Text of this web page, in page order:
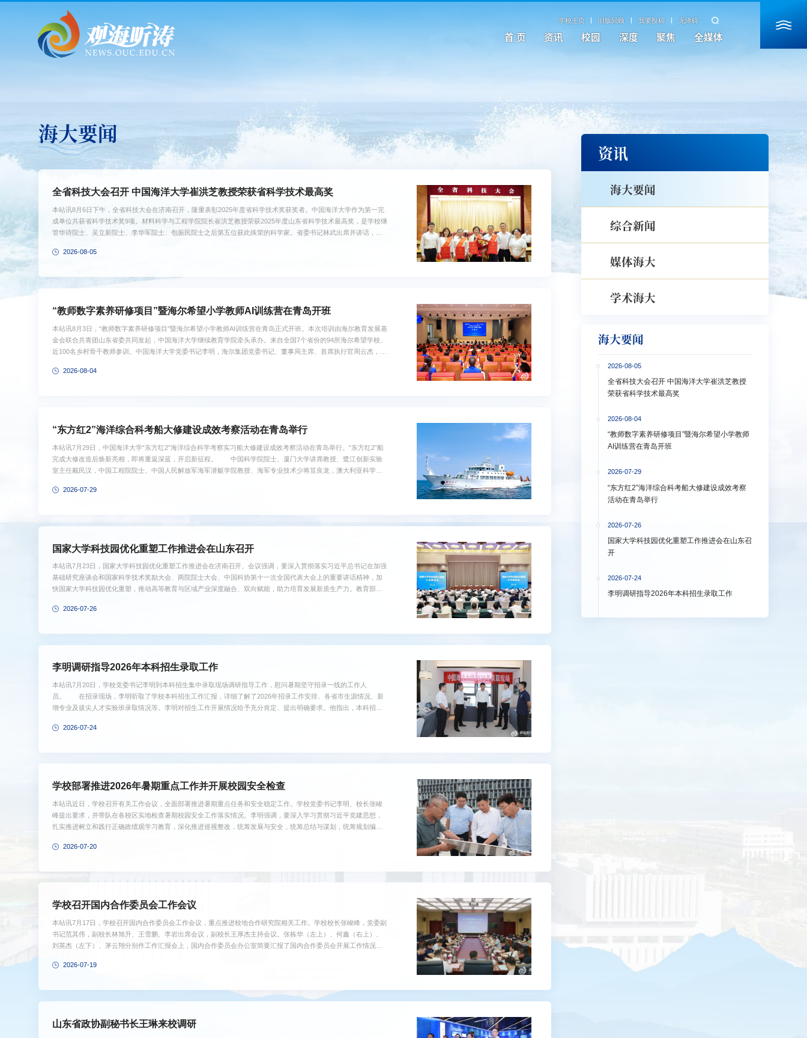
学校主页 旧版回顾 我要投稿 无障碍
首 页 资讯 校园 深度 聚焦 全媒体
海大要闻
全省科技大会召开 中国海洋大学崔洪芝教授荣获省科学技术最高奖
本站讯8月6日下午，全省科技大会在济南召开，隆重表彰2025年度省科学技术奖获奖者。中国海洋大学作为第一完
成单位共获省科学技术奖9项。材料科学与工程学院院长崔洪芝教授荣获2025年度山东省科学技术最高奖，是学校继
管华诗院士、吴立新院士、李华军院士、包振民院士之后第五位获此殊荣的科学家。省委书记林武出席并讲话，为
代表2025年度省科学技术奖获奖者发言。她表示，我省在深远海工程用材料、极端环境损伤防护技术等领域，仍然
2026-08-05
“教师数字素养研修项目”暨海尔希望小学教师AI训练营在青岛开班
本站讯8月3日，“教师数字素养研修项目”暨海尔希望小学教师AI训练营在青岛正式开班。本次培训由海尔教育发展基
金会联合共青团山东省委共同发起，中国海洋大学继续教育学院牵头承办。来自全国7个省份的94所海尔希望学校、
近100名乡村骨干教师参训。中国海洋大学党委书记李明，海尔集团党委书记、董事局主席、首席执行官周云杰，共
新素养，是高校服务教育强国建设、助力国家科技自立自强的应有之义。中国海洋大学深入贯彻落实习近平总书记
2026-08-04
“东方红2”海洋综合科考船大修建设成效考察活动在青岛举行
本站讯7月29日，中国海洋大学“东方红2”海洋综合科学考察实习船大修建设成效考察活动在青岛举行。“东方红2”船
完成大修改造后焕新亮相，即将重返深蓝，开启新征程。 中国科学院院士、厦门大学讲席教授、鹭江创新实验
室主任戴民汉，中国工程院院士、中国人民解放军海军潜艇学院教授、海军专业技术少将笪良龙，澳大利亚科学院
大学党委书记李明、校长张峻峰，省市有关单位、高校、科研院所、企业负责人等参加活动。 活动现场举行了
2026-07-29
国家大学科技园优化重塑工作推进会在山东召开
本站讯7月23日，国家大学科技园优化重塑工作推进会在济南召开。会议强调，要深入贯彻落实习近平总书记在加强
基础研究座谈会和国家科学技术奖励大会、两院院士大会、中国科协第十一次全国代表大会上的重要讲话精神，加
快国家大学科技园优化重塑，推动高等教育与区域产业深度融合、双向赋能，助力培育发展新质生产力。教育部党
议。山东省委副书记、济南市委书记刘强，山东省副省长闫剑波出席会议。 会议指出，要提高政治站位，深刻
2026-07-26
李明调研指导2026年本科招生录取工作
本站讯7月20日，学校党委书记李明到本科招生集中录取现场调研指导工作，慰问暑期坚守招录一线的工作人
员。 在招录现场，李明听取了学校本科招生工作汇报，详细了解了2026年招录工作安排、各省市生源情况、新
增专业及拔尖人才实验班录取情况等。李明对招生工作开展情况给予充分肯定、提出明确要求。他指出，本科招生
求，锚定育人战略导向，落实好各项招生改革举措，以高质量生源促进事业高质量发展；要全面梳理各省录取情
2026-07-24
学校部署推进2026年暑期重点工作并开展校园安全检查
本站讯近日，学校召开有关工作会议，全面部署推进暑期重点任务和安全稳定工作。学校党委书记李明、校长张峻
峰提出要求，并带队在各校区实地检查暑期校园安全工作落实情况。李明强调，要深入学习贯彻习近平党建思想，
扎实推进树立和践行正确政绩观学习教育，深化推进巡视整改，统筹发展与安全，统筹总结与谋划，统筹规划编制
作形势特点，落实落细安全防范措施，加强值班值守，储备应急物资，开展全覆盖隐患排查整改，扎实做好极端天
2026-07-20
学校召开国内合作委员会工作会议
本站讯7月17日，学校召开国内合作委员会工作会议，重点推进校地合作研究院相关工作。学校校长张峻峰，党委副
书记范其伟，副校长林旭升、王雪鹏、李岩出席会议，副校长王厚杰主持会议。张栋华（左上）、何鑫（右上）、
刘英杰（左下）、茅云翔分别作工作汇报会上，国内合作委员会办公室简要汇报了国内合作委员会开展工作情况。
报了研究院自成立以来的建设发展情况和下一步工作计划。与会人员围绕校地合作研究院建设进行了深入交流。张
2026-07-19
山东省政协副秘书长王琳来校调研
资讯
海大要闻
综合新闻
媒体海大
学术海大
海大要闻
2026-08-05
全省科技大会召开 中国海洋大学崔洪芝教授
荣获省科学技术最高奖
2026-08-04
“教师数字素养研修项目”暨海尔希望小学教师
AI训练营在青岛开班
2026-07-29
“东方红2”海洋综合科考船大修建设成效考察
活动在青岛举行
2026-07-26
国家大学科技园优化重塑工作推进会在山东召
开
2026-07-24
李明调研指导2026年本科招生录取工作